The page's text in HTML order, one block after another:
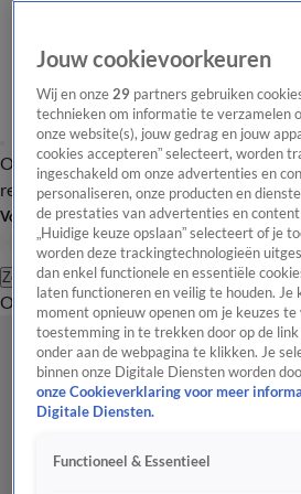
Overzicht Laatste nieuws Regionieuws Het
redactie
Volg Hart van Nederland
Zoeken
OverzichtRegioUitzendingenWeerTip
Jouw cookievoorkeuren
Wij en onze29 partners gebruiken
technieken om informatie te verzamelen
onze website(s), jouw gedrag en jouw
cookies accepteren” selecteert, worden
ingeschakeld om onze advertenties en
personaliseren, onze producten en
de prestaties van advertenties en
„Huidige keuze opslaan” selecteert of je
worden deze trackingtechnologieën
dan enkel functionele en essentiële
laten functioneren en veilig te houden. Je
moment opnieuw openen om je keuzes
toestemming in te trekken door op de
onder aan de webpagina te klikken. Je
binnen onze Digitale Diensten worden
onze Cookieverklaring voor meer
Digitale Diensten.
Functioneel & Essentieel